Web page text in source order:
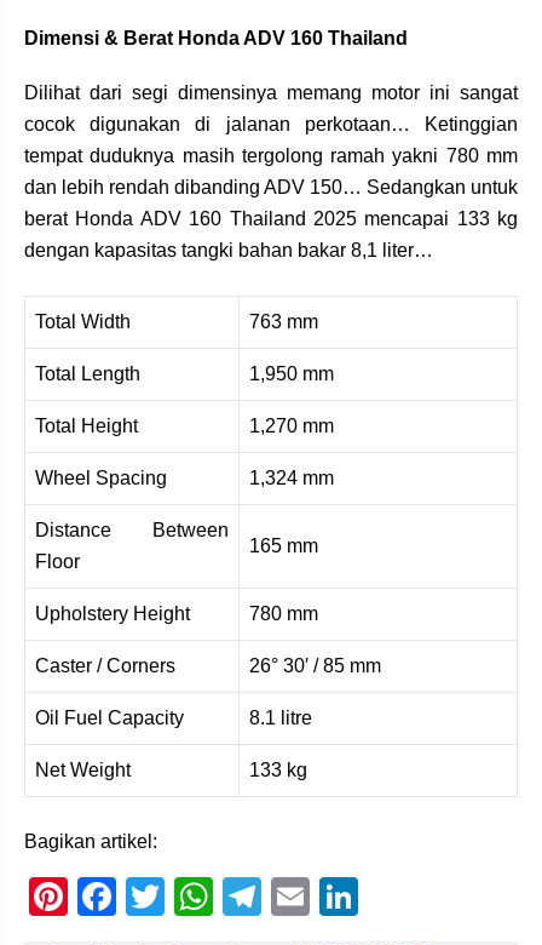
Dimensi & Berat Honda ADV 160 Thailand
Dilihat dari segi dimensinya memang motor ini sangat
cocok digunakan di jalanan perkotaan… Ketinggian
tempat duduknya masih tergolong ramah yakni 780 mm
dan lebih rendah dibanding ADV 150… Sedangkan untuk
berat Honda ADV 160 Thailand 2025 mencapai 133 kg
dengan kapasitas tangki bahan bakar 8,1 liter…
Total Width 763 mm
Total Length 1,950 mm
Total Height 1,270 mm
Wheel Spacing 1,324 mm
Distance Between
Floor
165 mm
Upholstery Height 780 mm
Caster / Corners 26° 30′ / 85 mm
Oil Fuel Capacity 8.1 litre
Net Weight 133 kg
Bagikan artikel:
Pi
F
T
W
T
E